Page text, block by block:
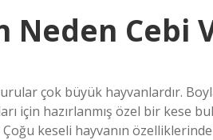
Neden Cebi
çok büyük hayvanlardır.
için hazırlanmış özel bir kese
keseli hayvanın